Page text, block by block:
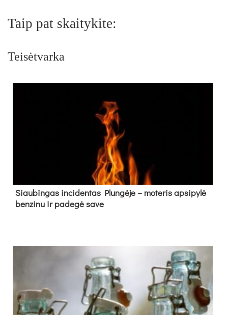
Taip pat skaitykite:
Teisėtvarka
Siau­bin­gas in­ci­den­tas Plun­gė­je – mo­te­ris ap­si­py­lė
ben­zi­nu ir pa­de­gė sa­ve